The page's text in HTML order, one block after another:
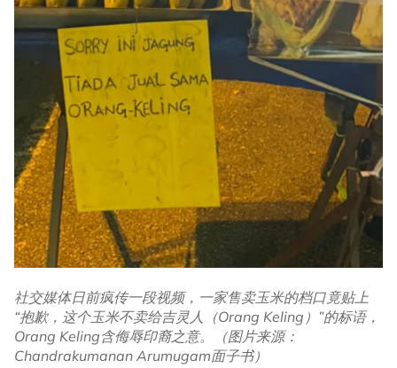
社交媒体日前疯传一段视频，一家售卖玉米的档口竟贴上
“抱歉，这个玉米不卖给吉灵人（Orang Keling）”的标语，
Orang Keling含侮辱印裔之意。（图片来源：
Chandrakumanan Arumugam面子书）